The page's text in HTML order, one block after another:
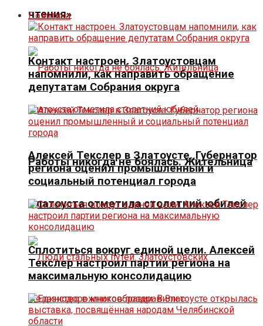
чтения»
Работы никогда не боялась. Жительница
Златоуста отметила столетний юбилей
Политика
Контакт настроен. Златоустовцам
напомнили, как направить обращение
депутатам Собрания округа
Алексей Текслер в Златоусте. Губернатор
региона оценил промышленный и
социальный потенциал города
Сплотиться вокруг единой цели. Алексей
Текслер настроил партии региона на
максимальную консолидацию